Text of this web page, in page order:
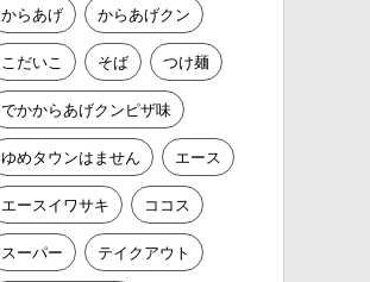
からあげ からあげクン
こだいこ そば つけ麺
でかからあげクンピザ味
ゆめタウンはません エース
エースイワサキ ココス
スーパー テイクアウト